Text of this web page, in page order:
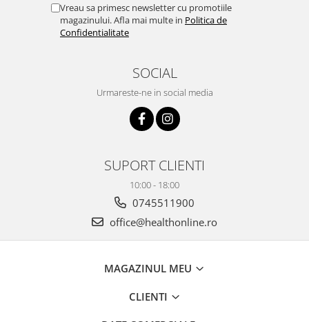
Vreau sa primesc newsletter cu promotiile
magazinului. Afla mai multe in Politica de
Confidentialitate
SOCIAL
Urmareste-ne in social media
SUPORT CLIENTI
10:00 - 18:00
0745511900
office@healthonline.ro
MAGAZINUL MEU
CLIENTI